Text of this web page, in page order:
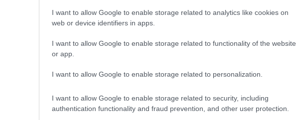
I want to allow Google to enable storage related to analytics like cookies on
web or device identifiers in apps.
I want to allow Google to enable storage related to functionality of the website
or app.
I want to allow Google to enable storage related to personalization.
I want to allow Google to enable storage related to security, including
authentication functionality and fraud prevention, and other user protection.
Ποιες θα είναι οι πυρόπληκτες
περιοχές στην επιδότηση
Κόσμος|27.02.2022 12:36
Εξοπλιστικό πρόγραμμα «μαμούθ»